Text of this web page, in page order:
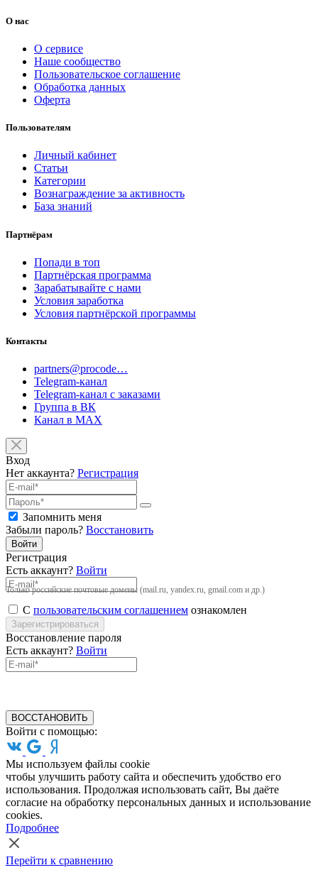
О нас
О сервисе
Наше сообщество
Пользовательское соглашение
Обработка данных
Оферта
Пользователям
Личный кабинет
Статьи
Категории
Вознаграждение за активность
База знаний
Партнёрам
Попади в топ
Партнёрская программа
Зарабатывайте с нами
Условия заработка
Условия партнёрской программы
Контакты
partners@procode…
Telegram-канал
Telegram-канал с заказами
Группа в ВК
Канал в MAX
Вход
Нет аккаунта? Регистрация
Запомнить меня
Забыли пароль? Восстановить
Войти
Регистрация
Есть аккаунт? Войти
Только российские почтовые домены (mail.ru, yandex.ru, gmail.com и др.)
С пользовательским соглашением ознакомлен
Зарегистрироваться
Восстановление пароля
Есть аккаунт? Войти
ВОССТАНОВИТЬ
Войти с помощью:
Мы используем файлы cookie
чтобы улучшить работу сайта и обеспечить удобство его
использования. Продолжая использовать сайт, Вы даёте
согласие на обработку персональных данных и использование
cookies.
Подробнее
Перейти к сравнению